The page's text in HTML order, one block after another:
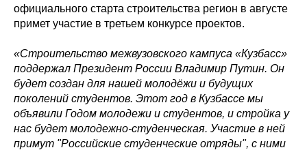
официального старта строительства регион в августе
примет участие в третьем конкурсе проектов.
«Строительство межвузовского кампуса «Кузбасс»
поддержал Президент России Владимир Путин. Он
будет создан для нашей молодёжи и будущих
поколений студентов. Этот год в Кузбассе мы
объявили Годом молодежи и студентов, и стройка у
нас будет молодежно-студенческая. Участие в ней
примут "Российские студенческие отряды", с ними